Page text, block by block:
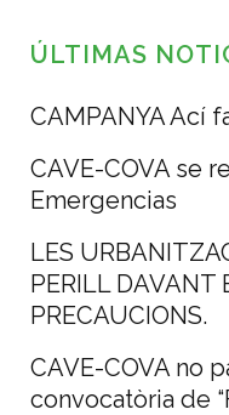
ÚLTIMAS
CAMPANYA Ací
CAVE-COVA se
Emergencias
LES
PERILL DAVANT
PRECAUCIONS.
CAVE-COVA no
convocatòria de